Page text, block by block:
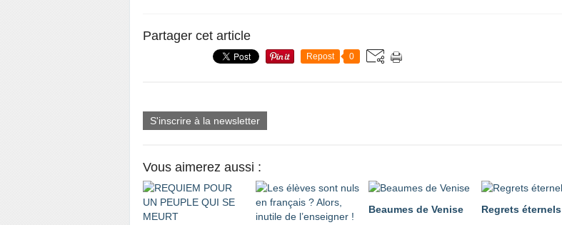
Partager cet article
Repost 0
S'inscrire à la newsletter
Vous aimerez aussi :
Beaumes de Venise Regrets éternels